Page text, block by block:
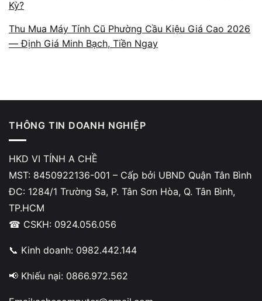
Thời điểm giao dịch
Từ phường Tân Sơn, bạn chỉ cần đi theo Trần Hưng Đạo
hoặc Nguyễn Tri Phương để qua các tuyến Trường Sa –
Hoàng Sa là tới ngay cửa hàng, không lo tắc đường.
Các yếu tố ảnh hưởng đến giá thu mua
laptop cũ phường Tân Sơn
giá
Laptop cấu hình cao:
CPU thế hệ 8–12
Kỳ?
Thu Mua Máy Tính Cũ Phường Cầu Kiệu Giá Cao 2026
— Định Giá Minh Bạch, Tiền Ngay
THÔNG TIN DOANH NGHIỆP
HKD VI TÍNH A CHỀ
MST: 8450922136-001 – Cấp bởi UBND Quận Tân Bình
ĐC: 1284/1 Trường Sa, P. Tân Sơn Hòa, Q. Tân Bình,
TP.HCM
☎ CSKH: 0924.056.056
📞 Kinh doanh: 0982.442.144
📢 Khiếu nại: 0866.972.562